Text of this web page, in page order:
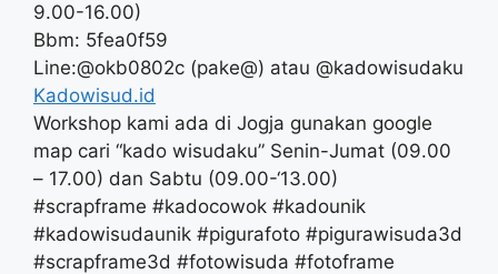
9.00-16.00)
Bbm: 5fea0f59
Line:@okb0802c (pake@) atau @kadowisudaku
Kadowisud.id
Workshop kami ada di Jogja gunakan google
map cari “kado wisudaku” Senin-Jumat (09.00
– 17.00) dan Sabtu (09.00-‘13.00)
#scrapframe #kadocowok #kadounik
#kadowisudaunik #pigurafoto #pigurawisuda3d
#scrapframe3d #fotowisuda #fotoframe